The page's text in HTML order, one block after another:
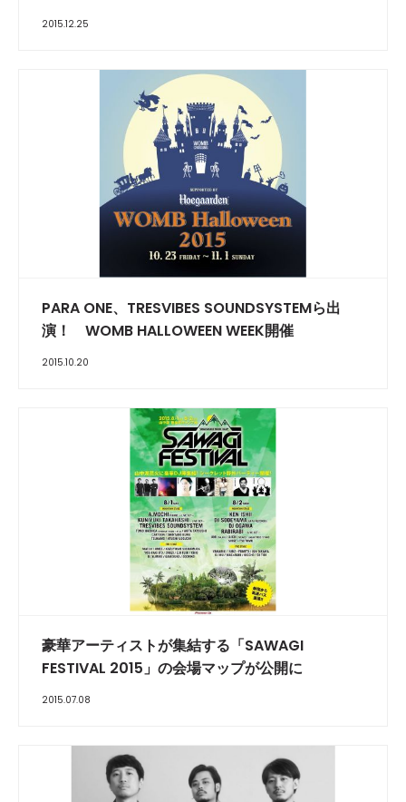
2015.12.25
PARA ONE、TRESVIBES SOUNDSYSTEMら出
演！ WOMB HALLOWEEN WEEK開催
2015.10.20
豪華アーティストが集結する「SAWAGI
FESTIVAL 2015」の会場マップが公開に
2015.07.08